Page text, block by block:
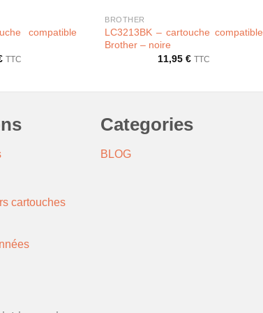
compatible
TTC
BROTHER
LC3213BK – cartouche compatible
Brother – noire
11,95 € TTC
cartouches
Categories
BLOG